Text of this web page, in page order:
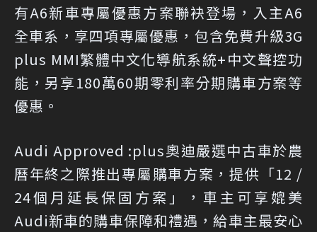
有A6新車專屬優惠方案聯袂登場，入主A6
全車系，享四項專屬優惠，包含免費升級3G
plus MMI繁體中文化導航系統+中文聲控功
能，另享180萬60期零利率分期購車方案等
優惠。
Audi Approved :plus奧迪嚴選中古車於農
曆年終之際推出專屬購車方案，提供「12 /
24個月延長保固方案」，車主可享媲美
Audi新車的購車保障和禮遇，給車主最安心